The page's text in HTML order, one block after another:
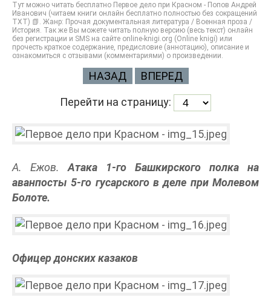
Тут можно читать бесплатно Первое дело при Красном - Попов Андрей
Иванович (читаем книги онлайн бесплатно полностью без сокращений
TXT) 📗. Жанр: Прочая документальная литература / Военная проза /
История. Так же Вы можете читать полную версию (весь текст) онлайн
без регистрации и SMS на сайте online-knigi.org (Online knigi) или
прочесть краткое содержание, предисловие (аннотацию), описание и
ознакомиться с отзывами (комментариями) о произведении.
НАЗАД ВПЕРЕД
Перейти на страницу:
А. Ежов.Атака 1-го Башкирского полка на
аванпосты 5-го гусарского в деле при Молевом
Болоте.
Офицер донских казаков